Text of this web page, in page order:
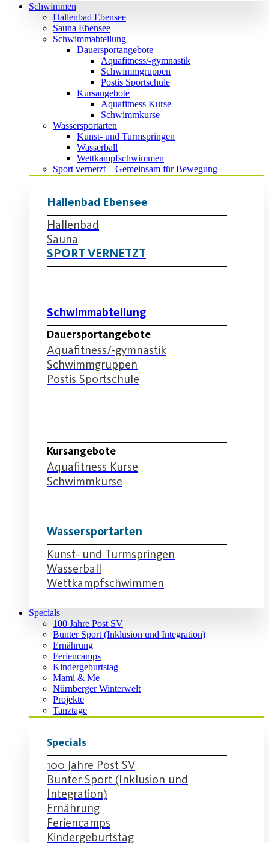
Schwimmen
Hallenbad Ebensee
Sauna Ebensee
Schwimmabteilung
Dauersportangebote
Aquafitness/-gymnastik
Schwimmgruppen
Postis Sportschule
Kursangebote
Aquafitness Kurse
Schwimmkurse
Wassersportarten
Kunst- und Turmspringen
Wasserball
Wettkampfschwimmen
Sport vernetzt – Gemeinsam für Bewegung
Hallenbad Ebensee
Hallenbad
Sauna
SPORT VERNETZT
Schwimmabteilung
Dauersportangebote
Aquafitness/-gymnastik
Schwimmgruppen
Postis Sportschule
Kursangebote
Aquafitness Kurse
Schwimmkurse
Wassersportarten
Kunst- und Turmspringen
Wasserball
Wettkampfschwimmen
Specials
100 Jahre Post SV
Bunter Sport (Inklusion und Integration)
Ernährung
Feriencamps
Kindergeburtstag
Mami & Me
Nürnberger Winterwelt
Projekte
Tanztage
Specials
100 Jahre Post SV
Bunter Sport (Inklusion und
Integration)
Ernährung
Feriencamps
Kindergeburtstag